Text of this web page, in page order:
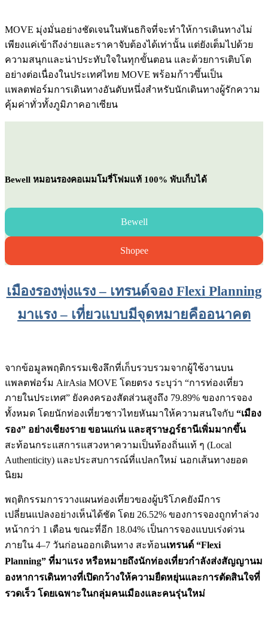
MOVE มุ่งมั่นอย่างชัดเจนในพันธกิจที่จะทำให้การเดินทางไม่
เพียงแค่เข้าถึงง่ายและราคาจับต้องได้เท่านั้น แต่ยังเต็มไปด้วย
ความสนุกและน่าประทับใจในทุกขั้นตอน และด้วยการเติบโต
อย่างต่อเนื่องในประเทศไทย MOVE พร้อมก้าวขึ้นเป็น
แพลตฟอร์มการเดินทางอันดับหนึ่งสำหรับนักเดินทางผู้รักความ
คุ้มค่าทั่วทั้งภูมิภาคอาเซียน
Bewell หมอนรองคอเมมโมรี่โฟมแท้ 100% พับเก็บได้
Bewell
Shopee
เมืองรองพุ่งแรง – เทรนด์จอง Flexi Planning
มาแรง – เที่ยวแบบมีจุดหมายคืออนาคต
จากข้อมูลพฤติกรรมเชิงลึกที่เก็บรวบรวมจากผู้ใช้งานบน
แพลตฟอร์ม AirAsia MOVE โดยตรง ระบุว่า “การท่องเที่ยว
ภายในประเทศ” ยังคงครองสัดส่วนสูงถึง 79.89% ของการจอง
ทั้งหมด โดยนักท่องเที่ยวชาวไทยหันมาให้ความสนใจกับ “เมือง
รอง” อย่างเชียงราย ขอนแก่น และสุราษฎร์ธานีเพิ่มมากขึ้น
สะท้อนกระแสการแสวงหาความเป็นท้องถิ่นแท้ ๆ (Local
Authenticity) และประสบการณ์ที่แปลกใหม่ นอกเส้นทางยอด
นิยม
พฤติกรรมการวางแผนท่องเที่ยวของผู้บริโภคยังมีการ
เปลี่ยนแปลงอย่างเห็นได้ชัด โดย 26.52% ของการจองถูกทำล่วง
หน้ากว่า 1 เดือน ขณะที่อีก 18.04% เป็นการจองแบบเร่งด่วน
ภายใน 4–7 วันก่อนออกเดินทาง สะท้อนเทรนด์ “Flexi
Planning” ที่มาแรง หรือหมายถึงนักท่องเที่ยวกำลังส่งสัญญานม
องหาการเดินทางที่เปิดกว้างให้ความยืดหยุ่นและการตัดสินใจที่
รวดเร็ว โดยเฉพาะในกลุ่มคนเมืองและคนรุ่นใหม่